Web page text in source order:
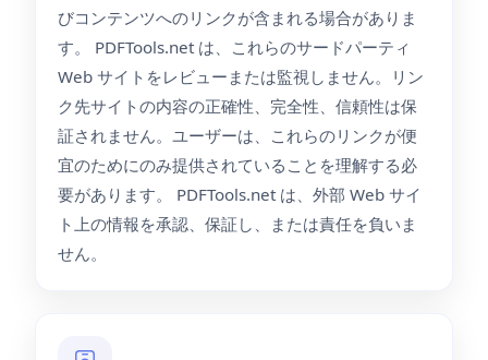
びコンテンツへのリンクが含まれる場合がありま
す。 PDFTools.net は、これらのサードパーティ
Web サイトをレビューまたは監視しません。リン
ク先サイトの内容の正確性、完全性、信頼性は保
証されません。ユーザーは、これらのリンクが便
宜のためにのみ提供されていることを理解する必
要があります。 PDFTools.net は、外部 Web サイ
ト上の情報を承認、保証し、または責任を負いま
せん。